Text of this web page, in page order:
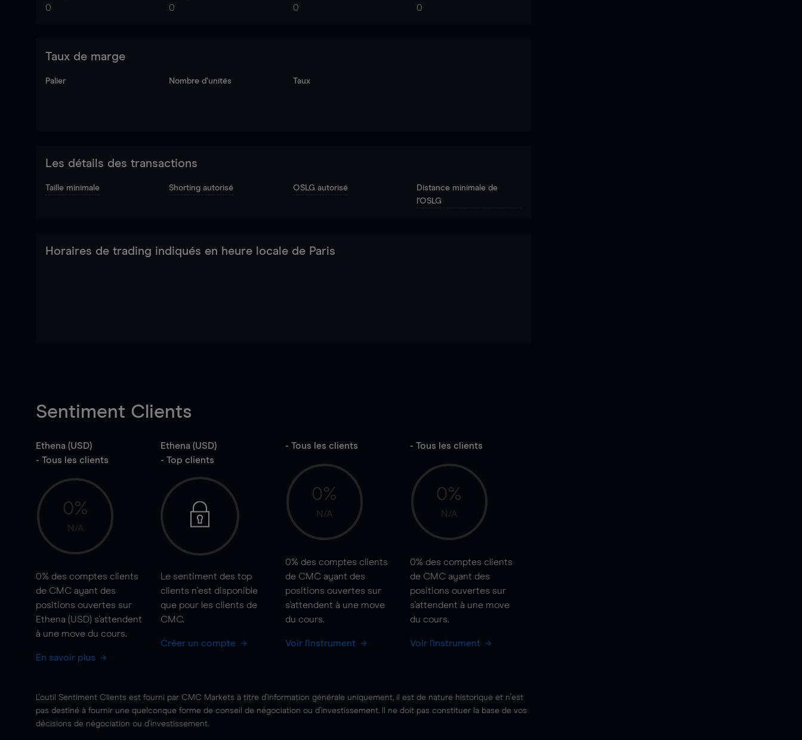
0 0 0 0
Taux de marge
Palier Nombre d’unités Taux
Les détails des transactions
Taille minimale Shorting autorisé OSLG autorisé
Distance minimale de
l'OSLG
Horaires de trading indiqués en heure locale de Paris
Sentiment Clients
Ethena (USD)
- Tous les clients
0%
N/A
0% des comptes clients
de CMC ayant des
positions ouvertes sur
Ethena (USD) s'attendent
à une move du cours.
En savoir plus
Ethena (USD)
- Top clients
Le sentiment des top
clients n'est disponible
que pour les clients de
CMC.
Créer un compte
- Tous les clients
0%
N/A
0% des comptes clients
de CMC ayant des
positions ouvertes sur
s'attendent à une move
du cours.
Voir l'instrument
- Tous les clients
0%
N/A
0% des comptes clients
de CMC ayant des
positions ouvertes sur
s'attendent à une move
du cours.
Voir l'instrument
L'outil Sentiment Clients est fourni par CMC Markets à titre d'information générale uniquement, il est de nature historique et n'est
pas destiné à fournir une quelconque forme de conseil de négociation ou d'investissement. Il ne doit pas constituer la base de vos
décisions de négociation ou d'investissement.